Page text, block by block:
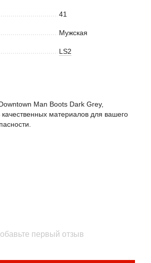
41
Мужская
LS2
Man Boots Dark Grey,
качественных материалов для вашего
первый отзыв